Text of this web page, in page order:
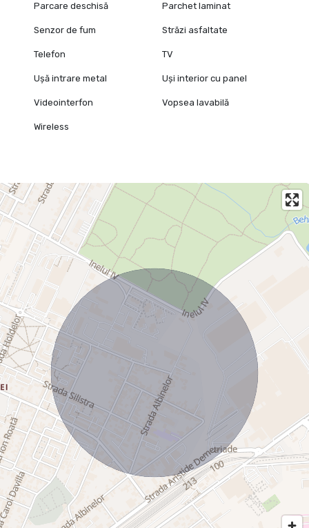
Parcare deschisă Parchet laminat
Senzor de fum Străzi asfaltate
Telefon TV
Ușă intrare metal Uși interior cu panel
Videointerfon Vopsea lavabilă
Wireless